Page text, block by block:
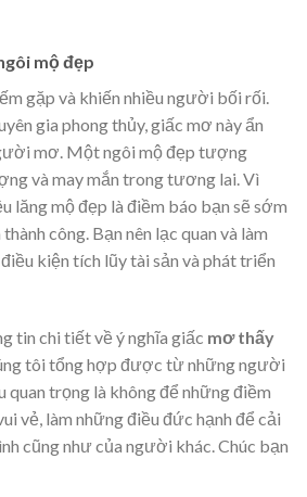
mộ đẹp
gặp và khiến nhiều người bối rối.
gia phong thủy, giấc mơ này ẩn
mơ. Một ngôi mộ đẹp tượng
và may mắn trong tương lai. Vì
lăng mộ đẹp là điềm báo bạn sẽ sớm
công. Bạn nên lạc quan và làm
kiện tích lũy tài sản và phát triển
tin chi tiết về ý nghĩa giấc mơ thấy
tôi tổng hợp được từ những người
quan trọng là không để những điềm
vẻ, làm những điều đức hạnh để cải
cũng như của người khác. Chúc bạn